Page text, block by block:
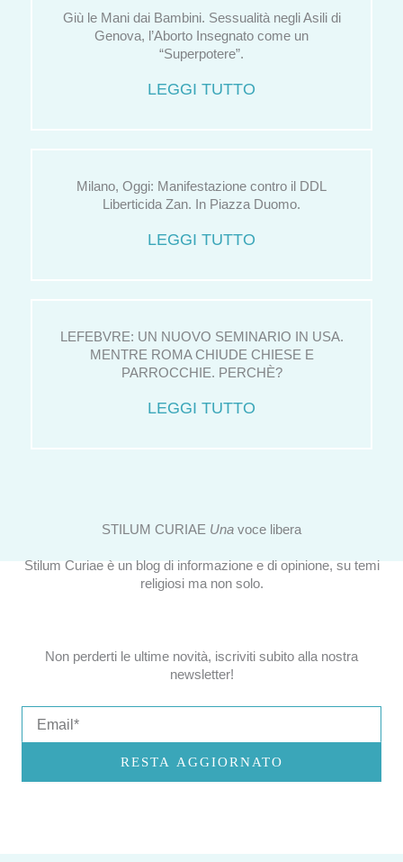
Giù le Mani dai Bambini. Sessualità negli Asili di
Genova, l’Aborto Insegnato come un
“Superpotere”.
LEGGI TUTTO
Milano, Oggi: Manifestazione contro il DDL
Liberticida Zan. In Piazza Duomo.
LEGGI TUTTO
LEFEBVRE: UN NUOVO SEMINARIO IN USA.
MENTRE ROMA CHIUDE CHIESE E
PARROCCHIE. PERCHÈ?
LEGGI TUTTO
STILUM CURIAE Una voce libera
Stilum Curiae è un blog di informazione e di opinione, su temi
religiosi ma non solo.
Non perderti le ultime novità, iscriviti subito alla nostra
newsletter!
RESTA AGGIORNATO